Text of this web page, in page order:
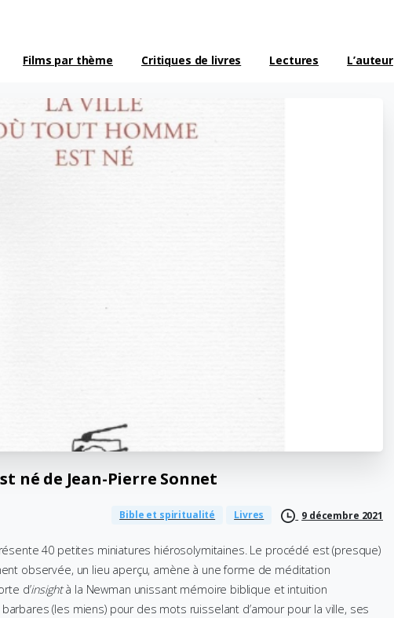
Films par thème Critiques de livres Lectures L’auteur
né de Jean-Pierre Sonnet
Bible et spiritualité Livres 9 décembre 2021
40 petites miniatures hiérosolymitaines. Le procédé est (presque)
observée, un lieu aperçu, amène à une forme de méditation
d’insightà la Newman unissant mémoire biblique et intuition
(les miens) pour des mots ruisselant d’amour pour la ville, ses